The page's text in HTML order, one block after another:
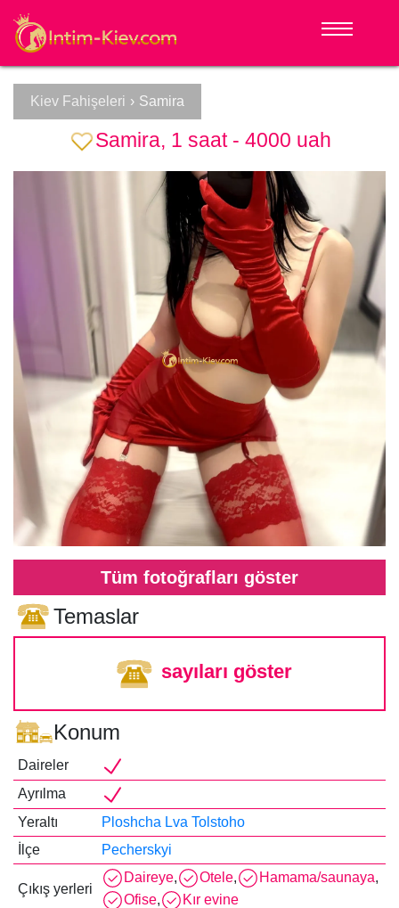
Kiev Fahişeleri › Samira
Samira, 1 saat - 4000 uah
Tüm fotoğrafları göster
Temaslar
sayıları göster
Konum
Daireler
Ayrılma
Yeraltı
Ploshcha Lva Tolstoho
İlçe
Pecherskyi
Çıkış yerleri
Daireye, Otele, Hamama/saunaya,
Ofise, Kır evine